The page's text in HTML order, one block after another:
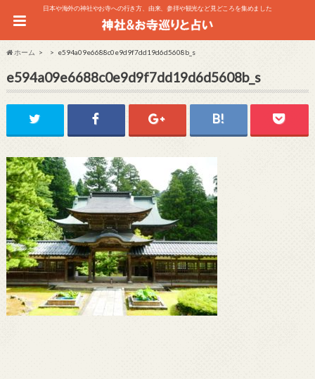
日本や海外の神社やお寺への行き方、由来、参拝や観光など見どころを集めました
ホーム e594a09e6688c0e9d9f7dd19d6d5608b_s
e594a09e6688c0e9d9f7dd19d6d5608b_s